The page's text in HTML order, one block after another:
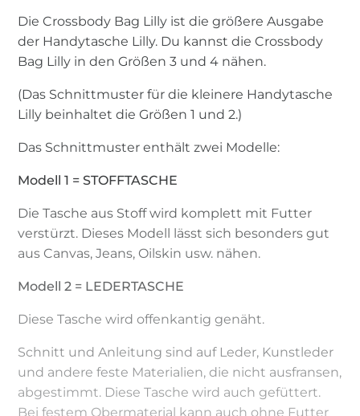
Die Crossbody Bag Lilly ist die größere Ausgabe
der Handytasche Lilly. Du kannst die Crossbody
Bag Lilly in den Größen 3 und 4 nähen.
(Das Schnittmuster für die kleinere Handytasche
Lilly beinhaltet die Größen 1 und 2.)
Das Schnittmuster enthält zwei Modelle:
Modell 1 = STOFFTASCHE
Die Tasche aus Stoff wird komplett mit Futter
verstürzt. Dieses Modell lässt sich besonders gut
aus Canvas, Jeans, Oilskin usw. nähen.
Modell 2 = LEDERTASCHE
Diese Tasche wird offenkantig genäht.
Schnitt und Anleitung sind auf Leder, Kunstleder
und andere feste Materialien, die nicht ausfransen,
abgestimmt. Diese Tasche wird auch gefüttert.
Bei festem Obermaterial kann auch ohne Futter